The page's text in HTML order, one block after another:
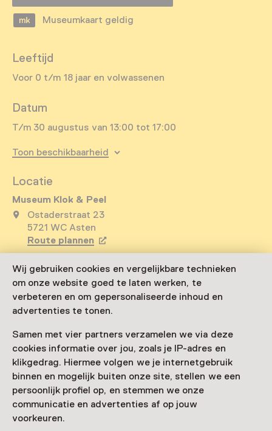
Wij gebruiken cookies en vergelijkbare technieken
om onze website goed te laten werken, te
verbeteren en om gepersonaliseerde inhoud en
advertenties te tonen.
Samen met vier partners verzamelen we via deze
cookies informatie over jou, zoals je IP-adres en
klikgedrag. Hiermee volgen we je internetgebruik
binnen en mogelijk buiten onze site, stellen we een
persoonlijk profiel op, en stemmen we onze
communicatie en advertenties af op jouw
voorkeuren.
Museumkaart geldig
Leeftijd
Voor 0 t/m 18 jaar en volwassenen
Datum
T/m 30 augustus van 13:00 tot 17:00
Toon beschikbaarheid
Locatie
Museum Klok & Peel
Ostaderstraat 23
5721 WC Asten
Route plannen Opent in een nieuw tabblad
Vandaag open van 13:00 tot 17:00 uur
Meer openingstijden
Zien & doen in Museum
Klok & Peel